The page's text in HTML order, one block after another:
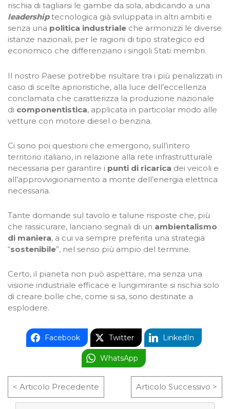
rischia di tagliarsi le gambe da sola, abdicando a una
leadershiptecnologica già sviluppata in altri ambiti e
senza una politica industriale che armonizzi le diverse
istanze nazionali, per le ragioni di tipo strategico ed
economico che differenziano i singoli Stati membri.
Il nostro Paese potrebbe risultare tra i più penalizzati in
caso di scelte aprioristiche, alla luce dell’eccellenza
conclamata che caratterizza la produzione nazionale
di componentistica, applicata in particolar modo alle
vetture con motore diesel o benzina.
Ci sono poi questioni che emergono, sull’intero
territorio italiano, in relazione alla rete infrastrutturale
necessaria per garantire i punti di ricarica dei veicoli e
all’approvvigionamento a monte dell’energia elettrica
necessaria.
Tante domande sul tavolo e talune risposte che, più
che rassicurare, lanciano segnali di un ambientalismo
di maniera, a cui va sempre preferita una strategia
“sostenibile”, nel senso più ampio del termine.
Certo, il pianeta non può aspettare, ma senza una
visione industriale efficace e lungimirante si rischia solo
di creare bolle che, come si sa, sono destinate a
esplodere.
Facebook Twitter LinkedIn
WhatsApp
< Articolo Precedente Articolo Successivo >